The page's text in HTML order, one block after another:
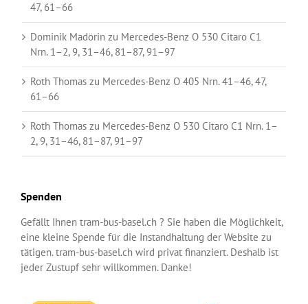
47, 61–66
Dominik Madörin zu Mercedes-Benz O 530 Citaro C1
Nrn. 1–2, 9, 31–46, 81–87, 91–97
Roth Thomas zu Mercedes-Benz O 405 Nrn. 41–46, 47,
61–66
Roth Thomas zu Mercedes-Benz O 530 Citaro C1 Nrn. 1–
2, 9, 31–46, 81–87, 91–97
Spenden
Gefällt Ihnen tram-bus-basel.ch ? Sie haben die Möglichkeit,
eine kleine Spende für die Instandhaltung der Website zu
tätigen. tram-bus-basel.ch wird privat finanziert. Deshalb ist
jeder Zustupf sehr willkommen. Danke!